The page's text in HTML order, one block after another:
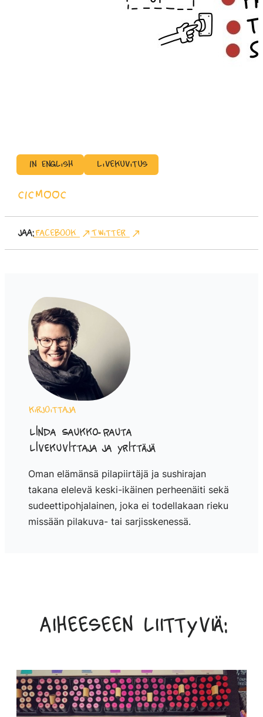
In English Livekuvitus
CICMOOC
Jaa:Facebook Twitter
Kirjoittaja
Linda Saukko-Rauta
Livekuvittaja ja yrittäjä
Oman elämänsä pilapiirtäjä ja sushirajan
takana elelevä keski-ikäinen perheenäiti sekä
sudeettipohjalainen, joka ei todellakaan rieku
missään pilakuva- tai sarjisskenessä.
Aiheeseen liittyviä: